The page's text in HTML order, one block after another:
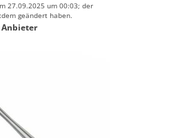
27.09.2025 um 00:03; der
geändert haben.